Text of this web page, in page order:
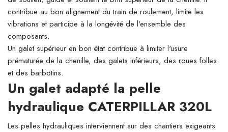
contribue au bon alignement du train de roulement, limite les
vibrations et participe à la longévité de l'ensemble des
composants.
Un galet supérieur en bon état contribue à limiter l'usure
prématurée de la chenille, des galets inférieurs, des roues folles
et des barbotins.
Un galet adapté la pelle
hydraulique CATERPILLAR 320L
Les pelles hydrauliques interviennent sur des chantiers exigeants